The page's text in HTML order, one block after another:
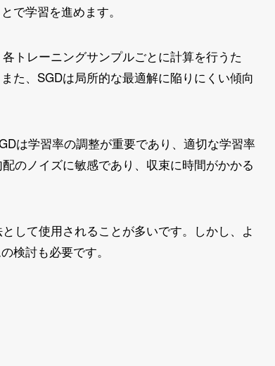
で学習を進めます。
トレーニングサンプルごとに計算を行うた
た、SGDは局所的な最適解に陥りにくい傾向
は学習率の調整が重要であり、適切な学習率
のノイズに敏感であり、収束に時間がかかる
して使用されることが多いです。しかし、よ
検討も必要です。